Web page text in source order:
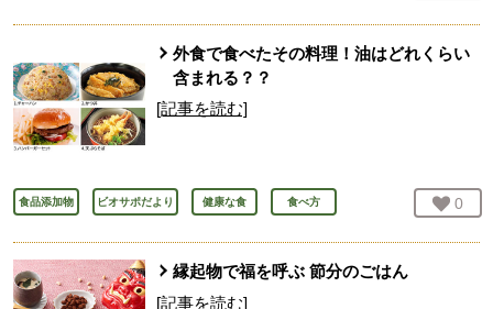
外食で食べたその料理！油はどれくらい
含まれる？？
[記事を読む]
食品添加物 ビオサポだより 健康な食 食べ方 お気
0
縁起物で福を呼ぶ 節分のごはん
[記事を読む]